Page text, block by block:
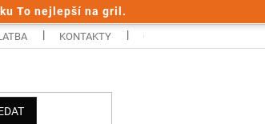
To nejlepší na gril.
KONTAKTY OBCHODNÍ PODMÍNKY